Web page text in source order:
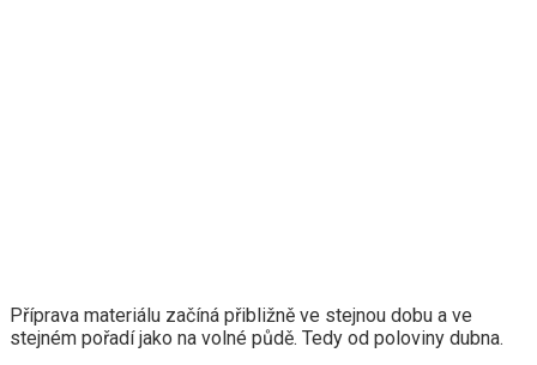
Příprava materiálu začíná přibližně ve stejnou dobu a ve
stejném pořadí jako na volné půdě. Tedy od poloviny dubna.